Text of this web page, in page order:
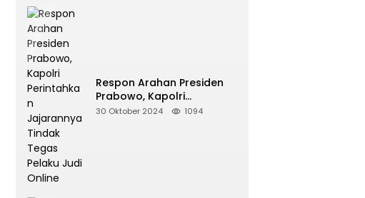
Respon Arahan Presiden
Prabowo, Kapolri
Perintahkan Jajarannya
30 Oktober 2024 1094